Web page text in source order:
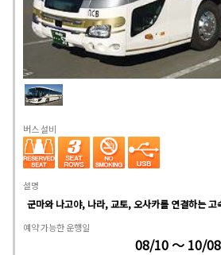
버스 설비
설명
군마와 나고야, 나라, 교토, 오사카를 연결하는 고
예약 가능한 운행일
08/10 ～ 10/08